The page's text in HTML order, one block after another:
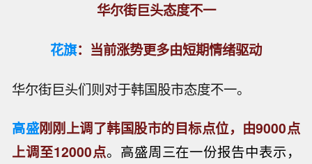
华尔街巨头态度不一
花旗： 当前涨势更多由短期情绪驱动
华尔街巨头们则对于韩国股市态度不一。
高盛刚刚上调了韩国股市的目标点位，由9000点
上调至12000点。高盛周三在一份报告中表示，